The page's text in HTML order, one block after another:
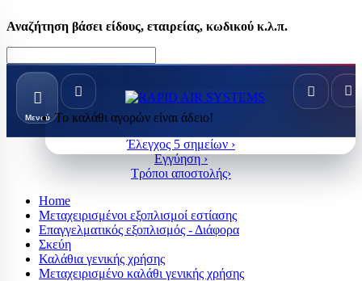
Αναζήτηση βάσει είδους, εταιρείας, κωδικού κ.λ.π.
Μενού Το καλάθι αγορών είναι άδειο!
Έλεγχος 5 σημείων ›
Εγγύηση ›
Τρόποι αποστολής›
Home
Μεταχειρισμένοι εξοπλισμοί εστίασης
Επαγγελματικός εξοπλισμός - Διάφορα
Σκεύη
Καλάθια γενικής χρήσης
Μεταχειρισμένο καλάθι γενικής χρήσης